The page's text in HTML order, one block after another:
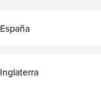
España
Inglaterra